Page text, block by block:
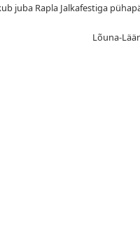
juba Rapla Jalkafestiga
Lõuna-